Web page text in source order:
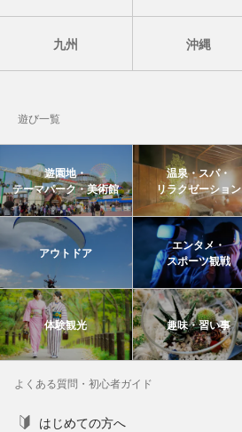
九州 沖縄
遊び一覧
遊園地・
テーマパーク・美術館
温泉・スパ・
リラクゼーション
アウトドア
エンタメ・
スポーツ観戦
体験観光 趣味・習い事
よくある質問・初心者ガイド
はじめての方へ